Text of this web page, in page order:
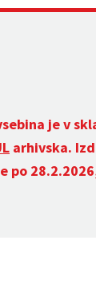
je v
arhivska.
po